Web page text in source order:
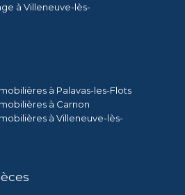
à Villeneuve-lès-
à Palavas-les-Flots
à Carnon
à Villeneuve-lès-